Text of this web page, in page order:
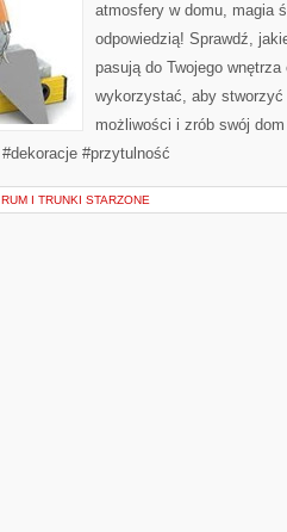
atmosfery w domu, magia
odpowiedzią! Sprawdź,
pasują do Twojego
wykorzystać, aby
możliwości i zrób swój
#przytulność
I TRUNKI STARZONE